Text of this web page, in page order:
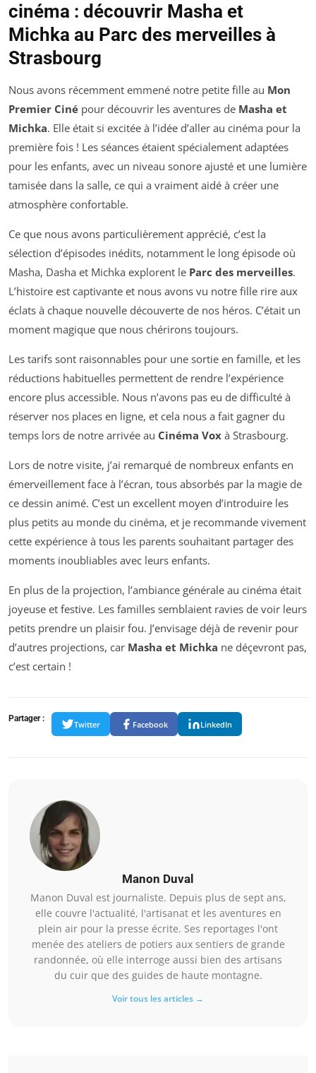
cinéma : découvrir Masha et
Michka au Parc des merveilles à
Strasbourg
Nous avons récemment emmené notre petite fille au Mon
Premier Ciné pour découvrir les aventures de Masha et
Michka. Elle était si excitée à l’idée d’aller au cinéma pour la
première fois ! Les séances étaient spécialement adaptées
pour les enfants, avec un niveau sonore ajusté et une lumière
tamisée dans la salle, ce qui a vraiment aidé à créer une
atmosphère confortable.
Ce que nous avons particulièrement apprécié, c’est la
sélection d’épisodes inédits, notamment le long épisode où
Masha, Dasha et Michka explorent le Parc des merveilles.
L’histoire est captivante et nous avons vu notre fille rire aux
éclats à chaque nouvelle découverte de nos héros. C’était un
moment magique que nous chérirons toujours.
Les tarifs sont raisonnables pour une sortie en famille, et les
réductions habituelles permettent de rendre l’expérience
encore plus accessible. Nous n’avons pas eu de difficulté à
réserver nos places en ligne, et cela nous a fait gagner du
temps lors de notre arrivée au Cinéma Vox à Strasbourg.
Lors de notre visite, j’ai remarqué de nombreux enfants en
émerveillement face à l’écran, tous absorbés par la magie de
ce dessin animé. C’est un excellent moyen d’introduire les
plus petits au monde du cinéma, et je recommande vivement
cette expérience à tous les parents souhaitant partager des
moments inoubliables avec leurs enfants.
En plus de la projection, l’ambiance générale au cinéma était
joyeuse et festive. Les familles semblaient ravies de voir leurs
petits prendre un plaisir fou. J’envisage déjà de revenir pour
d’autres projections, car Masha et Michka ne déçevront pas,
c’est certain !
Partager :
Twitter Facebook LinkedIn
Manon Duval
Manon Duval est journaliste. Depuis plus de sept ans,
elle couvre l'actualité, l'artisanat et les aventures en
plein air pour la presse écrite. Ses reportages l'ont
menée des ateliers de potiers aux sentiers de grande
randonnée, où elle interroge aussi bien des artisans
du cuir que des guides de haute montagne.
Voir tous les articles →